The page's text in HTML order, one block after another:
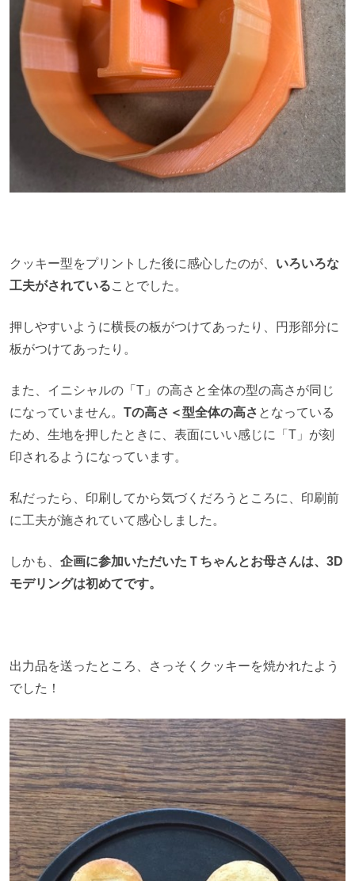
クッキー型をプリントした後に感心したのが、 いろいろな
工夫がされていることでした。
押しやすいように横長の板がつけてあったり、円形部分に
板がつけてあったり。
また、イニシャルの「T」の高さと全体の型の高さが同じ
になっていません。 Tの高さ＜型全体の高さ となっている
ため、生地を押したときに、表面にいい感じに「T」が刻
印されるようになっています。
私だったら、印刷してから気づくだろうところに、印刷前
に工夫が施されていて感心しました。
しかも、 企画に参加いただいたＴちゃんとお母さんは、3D
モデリングは初めてです。
出力品を送ったところ、さっそくクッキーを焼かれたよう
でした！